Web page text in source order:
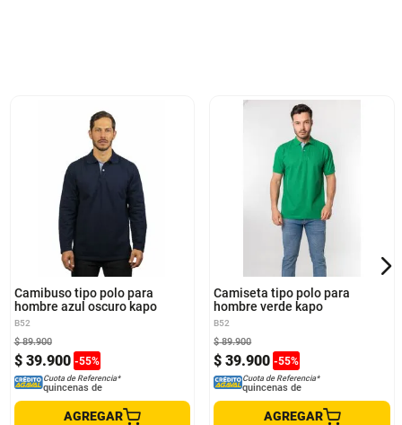
M
Camibuso tipo polo para
hombre azul oscuro kapo
B52
$ 39.900 -55%
$ 89.900
Cuota de Referencia*
quincenas de
AGREGAR
L
Camiseta tipo polo para
hombre verde kapo
B52
$ 39.900 -55%
$ 89.900
Cuota de Referencia*
quincenas de
AGREGAR